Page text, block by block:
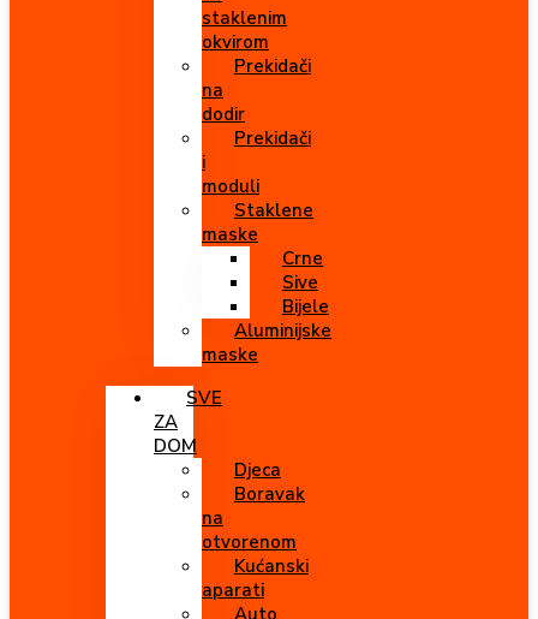
staklenim
okvirom
Prekidači
na
dodir
Prekidači
i
moduli
Staklene
maske
Crne
Sive
Bijele
Aluminijske
maske
SVE
ZA
DOM
Djeca
Boravak
na
otvorenom
Kućanski
aparati